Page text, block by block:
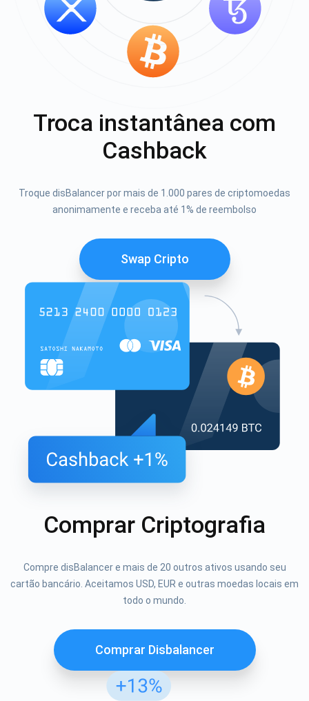
Troca instantânea com
Cashback
Troque disBalancer por mais de 1.000 pares de criptomoedas
anonimamente e receba até 1% de reembolso
Swap Cripto
Comprar Criptografia
Compre disBalancer e mais de 20 outros ativos usando seu
cartão bancário. Aceitamos USD, EUR e outras moedas locais em
todo o mundo.
Comprar Disbalancer